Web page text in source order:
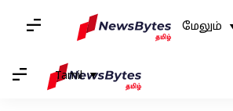
மேலும்
Tamil